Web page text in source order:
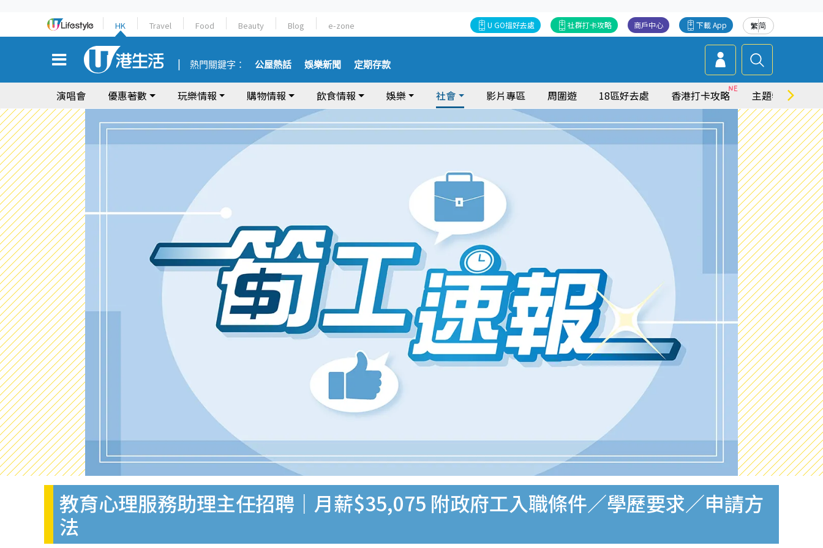
HK Travel Food Beauty Blog e-zone 繁简
下載 App
商戶中心
社群打卡攻略
U GO搵好去處
熱門關鍵字： 公屋熱話 娛樂新聞 定期存款
演唱會 優惠著數 玩樂情報 購物情報 飲食情報 娛樂 社會 影片專區 周圍遊 18區好去處 香港打卡攻略 主題特集
教育心理服務助理主任招聘｜月薪$35,075 附政府工入職條件／學歷要求／申請方
法